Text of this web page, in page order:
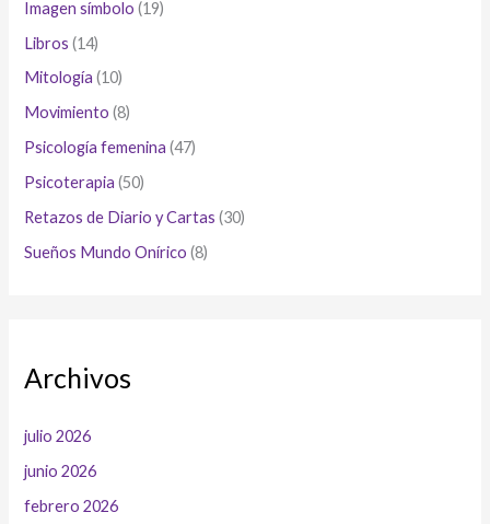
Imagen símbolo (19)
Libros (14)
Mitología (10)
Movimiento (8)
Psicología femenina (47)
Psicoterapia (50)
Retazos de Diario y Cartas (30)
Sueños Mundo Onírico (8)
Archivos
julio 2026
junio 2026
febrero 2026